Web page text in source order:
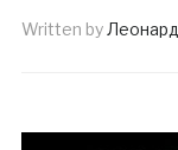
Written by